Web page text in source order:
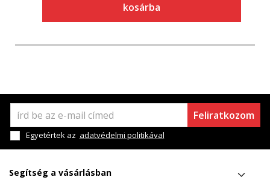
kosárba
Feliratkozom
Egyetértek az adatvédelmi politikával
Segítség a vásárlásban